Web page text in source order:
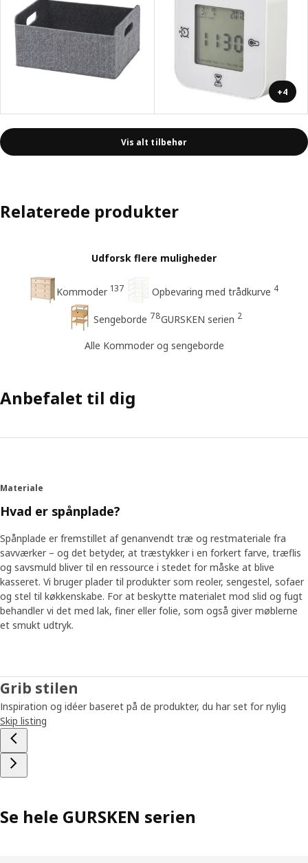
+4
Vis alt tilbehør
Relaterede produkter
Udforsk flere muligheder
Kommoder 137 Opbevaring med trådkurve 4
Sengeborde 78GURSKEN serien 2
Alle Kommoder og sengeborde
Anbefalet til dig
Materiale
Hvad er spånplade?
Spånplade er fremstillet af genanvendt træ og restmateriale fra
savværker – og det betyder, at træstykker i en forkert farve, træflis
og savsmuld bliver til en ressource i stedet for måske at blive
kasseret. Vi bruger plader til produkter som reoler, sengestel, sofaer
og stel til køkkenskabe. For at beskytte materialet mod slid og fugt
behandler vi det med lak, finer eller folie, som også giver møblerne
et smukt udtryk.
Grib stilen
Inspiration og idéer baseret på de produkter, du har set for nylig
Skip listing
Se hele GURSKEN serien